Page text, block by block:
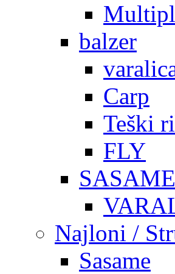
balzer
Carp
Teški
FLY
SASAME
Najloni /
Sasame